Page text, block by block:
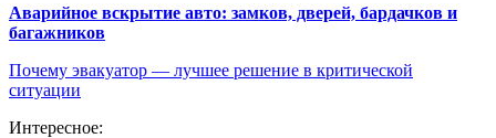
Аварийное вскрытие авто: замков, дверей, бардачков и
багажников
Почему эвакуатор — лучшее решение в критической
ситуации
Интересное: